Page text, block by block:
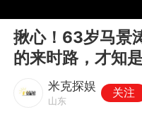
揪心！63岁马景
的来时路，才知
米克探娱
山东
关注